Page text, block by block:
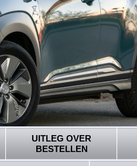
UITLEG OVER
BESTELLEN